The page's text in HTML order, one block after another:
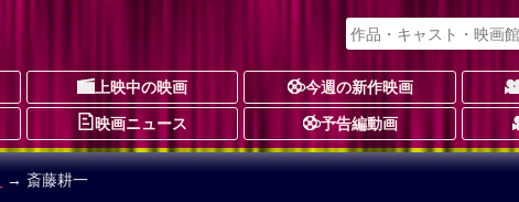
上映中の映画 今週の新作映画
映画ニュース 予告編動画
→ 斎藤耕一